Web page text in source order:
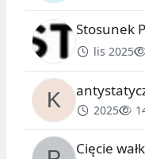
Stosunek
lis 2025
2025
Cięcie